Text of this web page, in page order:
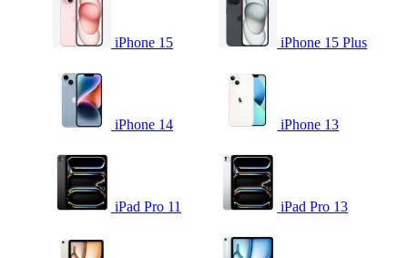
iPhone 15 iPhone 15 Plus
iPhone 14 iPhone 13
iPad Pro 11 iPad Pro 13